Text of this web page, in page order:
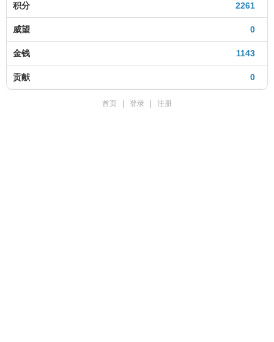
2261
积分
0
威望
1143
金钱
0
贡献
首页 登录 注册